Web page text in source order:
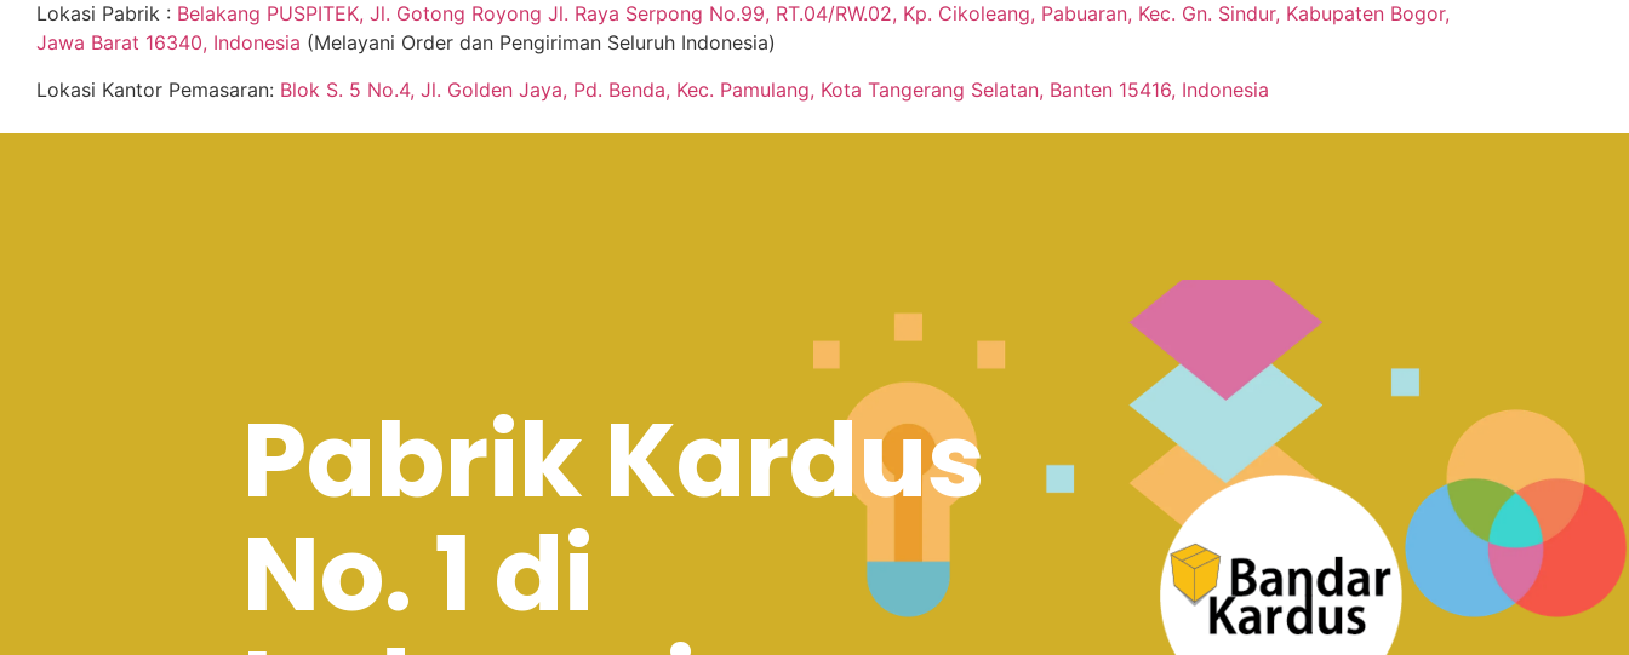
Lokasi Pabrik : Belakang PUSPITEK, Jl. Gotong Royong Jl. Raya Serpong No.99, RT.04/RW.02, Kp. Cikoleang, Pabuaran, Kec. Gn. Sindur, Kabupaten Bogor,
Jawa Barat 16340, Indonesia (Melayani Order dan Pengiriman Seluruh Indonesia)
Lokasi Kantor Pemasaran: Blok S. 5 No.4, Jl. Golden Jaya, Pd. Benda, Kec. Pamulang, Kota Tangerang Selatan, Banten 15416, Indonesia
Pabrik Kardus
No. 1 di